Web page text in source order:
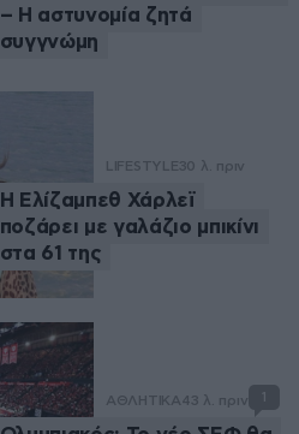
– Η αστυνομία ζητά
συγγνώμη
LIFESTYLE30 λ. πριν
Η Ελίζαμπεθ Χάρλεϊ
ποζάρει με γαλάζιο μπικίνι
στα 61 της
ΑΘΛΗΤΙΚΑ43 λ. πριν 1